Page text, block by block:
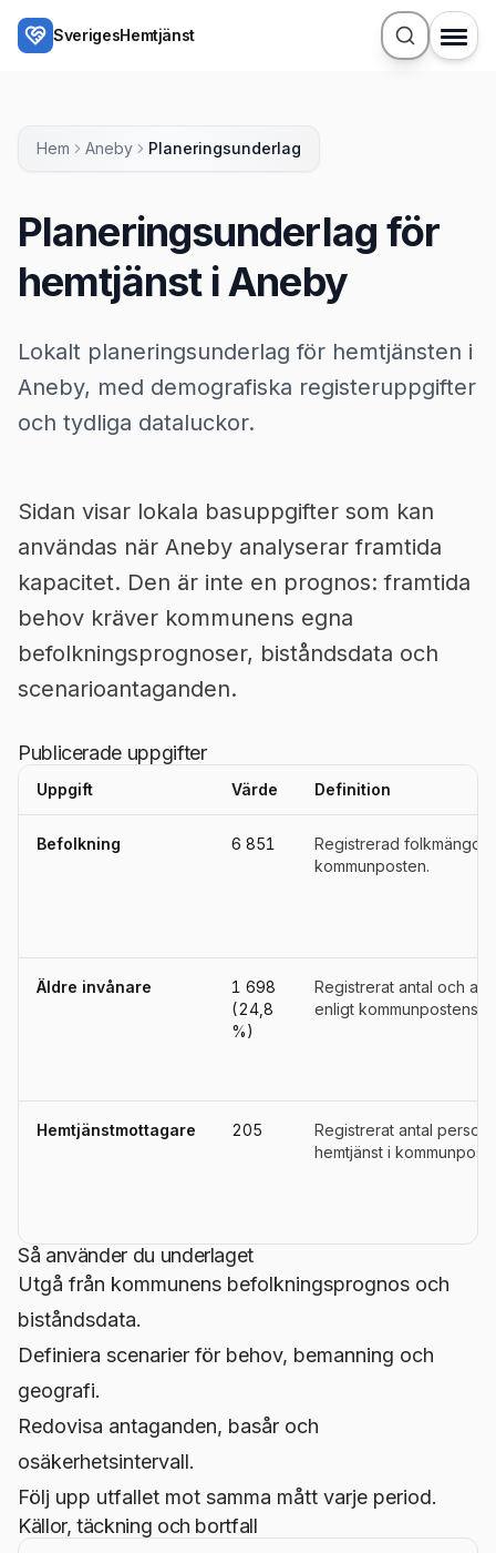
Hoppa till huvudinnehåll
SverigesHemtjänst
Hem Aneby Planeringsunderlag
Planeringsunderlag för
hemtjänst i Aneby
Lokalt planeringsunderlag för hemtjänsten i
Aneby, med demografiska registeruppgifter
och tydliga dataluckor.
Sidan visar lokala basuppgifter som kan
användas när Aneby analyserar framtida
kapacitet. Den är inte en prognos: framtida
behov kräver kommunens egna
befolkningsprognoser, biståndsdata och
scenarioantaganden.
Publicerade uppgifter
Uppgift Värde Definition
Befolkning 6 851
Registrerad folkmängd i
kommunposten.
Äldre invånare
1 698
(24,8
%)
Registrerat antal och
enligt kommunpostens
Hemtjänstmottagare 205
Registrerat antal
hemtjänst i
Så använder du underlaget
Utgå från kommunens befolkningsprognos och
biståndsdata.
Definiera scenarier för behov, bemanning och
geografi.
Redovisa antaganden, basår och
osäkerhetsintervall.
Följ upp utfallet mot samma mått varje period.
Källor, täckning och bortfall